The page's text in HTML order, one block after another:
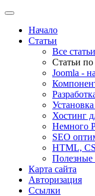
Начало
Статьи
Все статьи
Статьи по
Joomla -
Хостинг
Немного
SEO
HTML,
Полезные
Карта сайта
Авторизация
Ссылки